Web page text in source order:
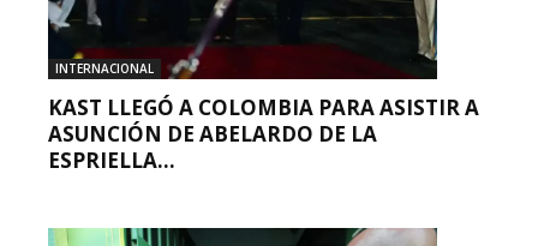
INTERNACIONAL
KAST LLEGÓ A COLOMBIA PARA ASISTIR A
ASUNCIÓN DE ABELARDO DE LA
ESPRIELLA...